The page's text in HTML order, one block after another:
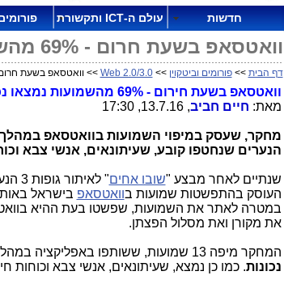
חדשות עולם ה-ICT ותקשורת
וואטסאפ בשעת חרום - 69% מהשמועות נמצאו נכונות
דף הבית >>פורומים וביטקוין >>
Web 2.0/3.0 >> וואטסאפ בשעת חרום - 69% מהשמועות נמצאו
וואטסאפ בשעת חירום - 69% מהשמועות נמצאו נכונות
מאת: חיים חביב, 13.7.16, 17:30
מחקר, שעסק במיפוי השמועות בוואטסאפ
הנערים שנחטפו קובע, שעיתונאים, אנשי צבא
שנתיים לאחר מבצע "שובו אחים
"
העוסק בהתפשטות שמועות בוואטסאפ בישראל
במטרה לאתר את השמועות, שפשטו בעת ההיא
את מקורן ואת מסלול הפצתן.
המחקר מיפה 13 שמועות, ששותפו באפליקציה במהלך ימי המבצע, ומצא, ש-69% מהן נמצאו
נכונות. כמו כן נמצא, שעיתונאים, אנשי צבא